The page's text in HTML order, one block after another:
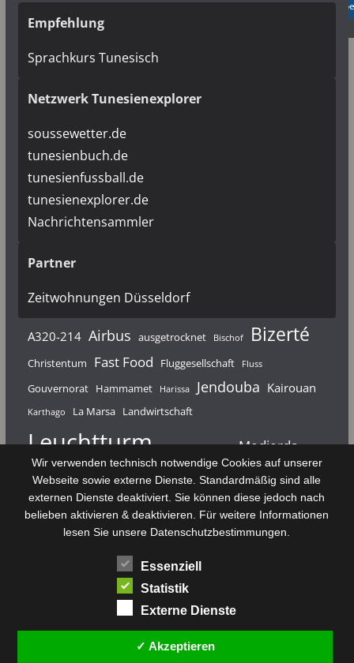
✓ Erlauben
Empfehlung
Sprachkurs Tunesisch
Netzwerk Tunesienexplorer
soussewetter.de
tunesienbuch.de
tunesienfussball.de
tunesienexplorer.de
Nachrichtensammler
Partner
Zeitwohnungen Düsseldorf
A320-214 Airbus ausgetrocknet Bischof Bizerté
Christentum Fast Food Fluggesellschaft Fluss
Gouvernorat Hammamet Harissa Jendouba Kairouan
Karthago La Marsa Landwirtschaft
Leuchtturm Mahdia Majerda Medjerda
Monastir Médenine Nabeul Nouvelair Punier
Rundfunk Römer Salzsee Sebkha
Sfax Sidi Bou Said Souk El Arba Sousse
Stadt Tabarka Telekommunikation
Zaghouan
Wir verwenden technisch notwendige Cookies auf unserer
Webseite sowie externe Dienste. Standardmäßig sind alle
externen Dienste deaktiviert. Sie können diese jedoch nach
belieben aktivieren & deaktivieren. Für weitere Informationen
lesen Sie unsere Datenschutzbestimmungen.
Essenziell
Statistik
Externe Dienste
✓ Akzeptieren